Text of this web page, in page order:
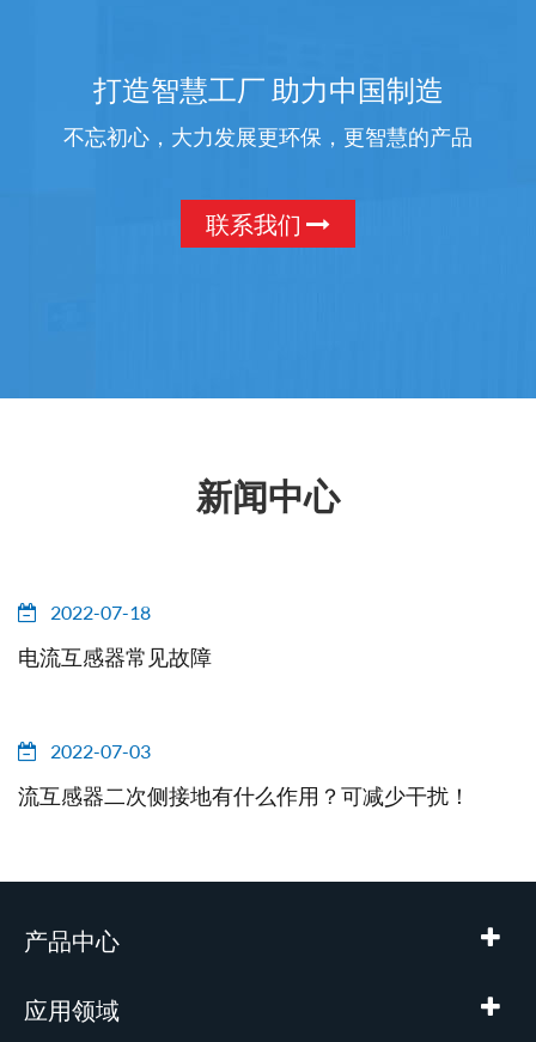
打造智慧工厂 助力中国制造
不忘初心，大力发展更环保，更智慧的产品
联系我们
新闻中心
2022-07-18
电流互感器常见故障
2022-07-03
流互感器二次侧接地有什么作用？可减少干扰！
产品中心
应用领域